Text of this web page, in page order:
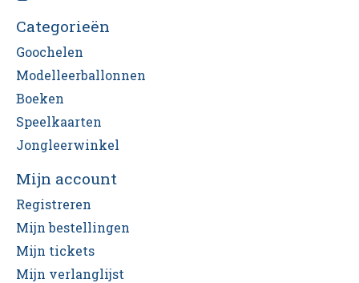
Categorieën
Goochelen
Modelleerballonnen
Boeken
Speelkaarten
Jongleerwinkel
Mijn account
Registreren
Mijn bestellingen
Mijn tickets
Mijn verlanglijst